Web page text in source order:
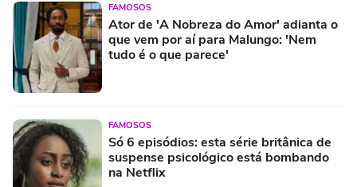
FAMOSOS
Ator de 'A Nobreza do Amor' adianta o
que vem por aí para Malungo: 'Nem
tudo é o que parece'
FAMOSOS
Só 6 episódios: esta série britânica de
suspense psicológico está bombando
na Netflix